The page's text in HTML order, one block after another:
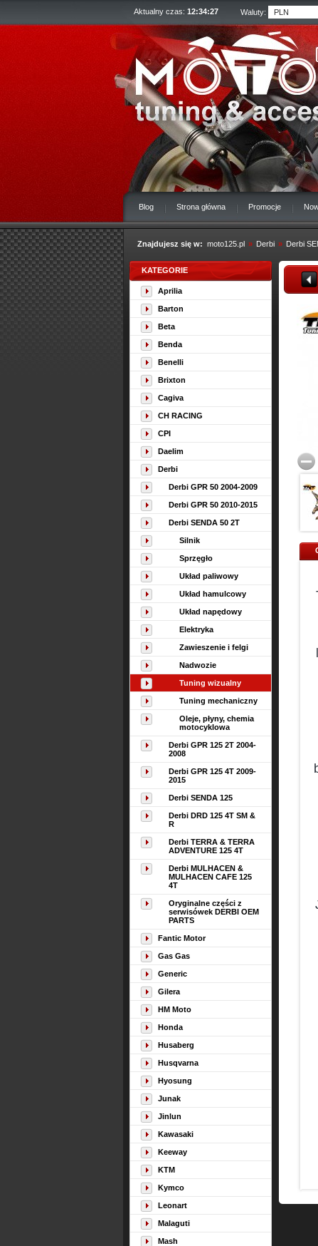
Aktualny czas: 12:34:28 Waluty:
Blog Strona główna Promocje
Znajdujesz się w: moto125.pl » Derbi » Derbi
KATEGORIE
Aprilia
Barton
Beta
Benda
Benelli
Brixton
Cagiva
CH RACING
CPI
Daelim
Derbi
Derbi GPR 50 2004-2009
Derbi GPR 50 2010-2015
Derbi SENDA 50 2T
Silnik
Sprzęgło
Układ paliwowy
Układ hamulcowy
Układ napędowy
Elektryka
Zawieszenie i felgi
Nadwozie
Tuning wizualny
Tuning mechaniczny
Oleje, płyny, chemia
motocyklowa
Derbi GPR 125 2T 2004-
2008
Derbi GPR 125 4T 2009-
2015
Derbi SENDA 125
Derbi DRD 125 4T SM &
R
Derbi TERRA & TERRA
ADVENTURE 125 4T
Derbi MULHACEN &
MULHACEN CAFE 125
4T
Oryginalne części z
serwisówek DERBI OEM
PARTS
Fantic Motor
Gas Gas
Generic
Gilera
HM Moto
Honda
Husaberg
Husqvarna
Hyosung
Junak
Jinlun
Kawasaki
Keeway
KTM
Kymco
Leonart
Malaguti
Mash